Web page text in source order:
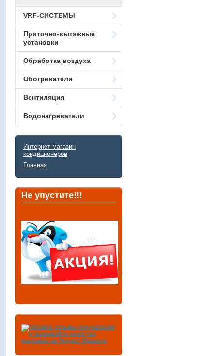
VRF-СИСТЕМЫ
Приточно-вытяжные
установки
Обработка воздуха
Обогреватели
Вентиляция
Водонагреватели
Интернет магазин
кондиционеров
Главная
Не упустите!!!